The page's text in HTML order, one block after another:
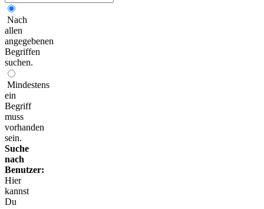
Nach
allen
angegebenen
Begriffen
suchen.
Mindestens
ein
Begriff
muss
vorhanden
sein.
Suche
nach
Benutzer:
Hier
kannst
Du